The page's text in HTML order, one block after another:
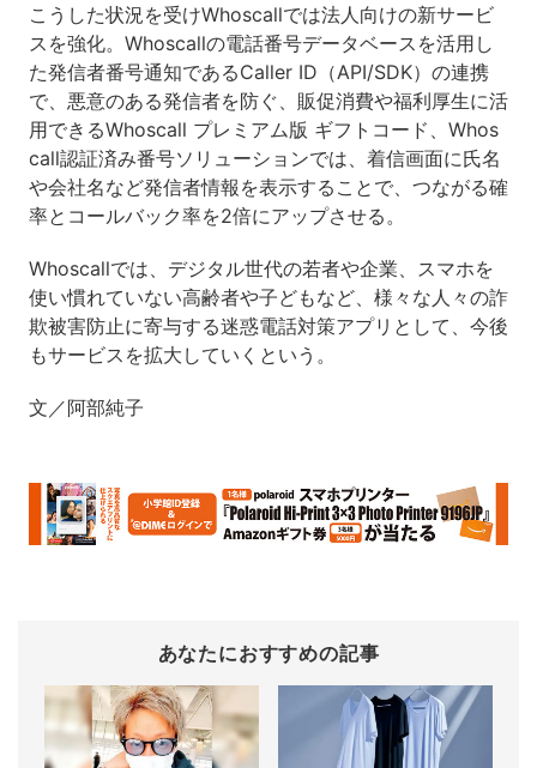
こうした状況を受けWhoscallでは法人向けの新サービ
スを強化。Whoscallの電話番号データベースを活用し
た発信者番号通知であるCaller ID（API/SDK）の連携
で、悪意のある発信者を防ぐ、販促消費や福利厚生に活
用できるWhoscall プレミアム版 ギフトコード、Whos
call認証済み番号ソリューションでは、着信画面に氏名
や会社名など発信者情報を表示することで、つながる確
率とコールバック率を2倍にアップさせる。
Whoscallでは、デジタル世代の若者や企業、スマホを
使い慣れていない高齢者や子どもなど、様々な人々の詐
欺被害防止に寄与する迷惑電話対策アプリとして、今後
もサービスを拡大していくという。
文／阿部純子
あなたにおすすめの記事